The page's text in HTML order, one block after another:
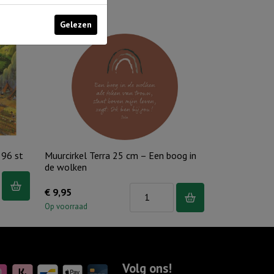
96 st
Muurcirkel Terra 25 cm – Een boog in
de wolken
€ 9,95
Op voorraad
Volg ons!
Gelezen